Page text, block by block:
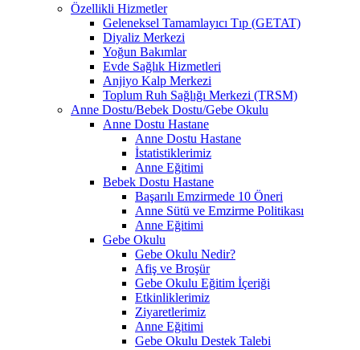
Özellikli Hizmetler
Geleneksel Tamamlayıcı Tıp (GETAT)
Diyaliz Merkezi
Yoğun Bakımlar
Evde Sağlık Hizmetleri
Anjiyo Kalp Merkezi
Toplum Ruh Sağlığı Merkezi (TRSM)
Anne Dostu/Bebek Dostu/Gebe Okulu
Anne Dostu Hastane
Anne Dostu Hastane
İstatistiklerimiz
Anne Eğitimi
Bebek Dostu Hastane
Başarılı Emzirmede 10 Öneri
Anne Sütü ve Emzirme Politikası
Anne Eğitimi
Gebe Okulu
Gebe Okulu Nedir?
Afiş ve Broşür
Gebe Okulu Eğitim İçeriği
Etkinliklerimiz
Ziyaretlerimiz
Anne Eğitimi
Gebe Okulu Destek Talebi